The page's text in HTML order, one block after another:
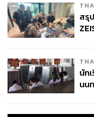
สรุ
จ่า
นัก
นน